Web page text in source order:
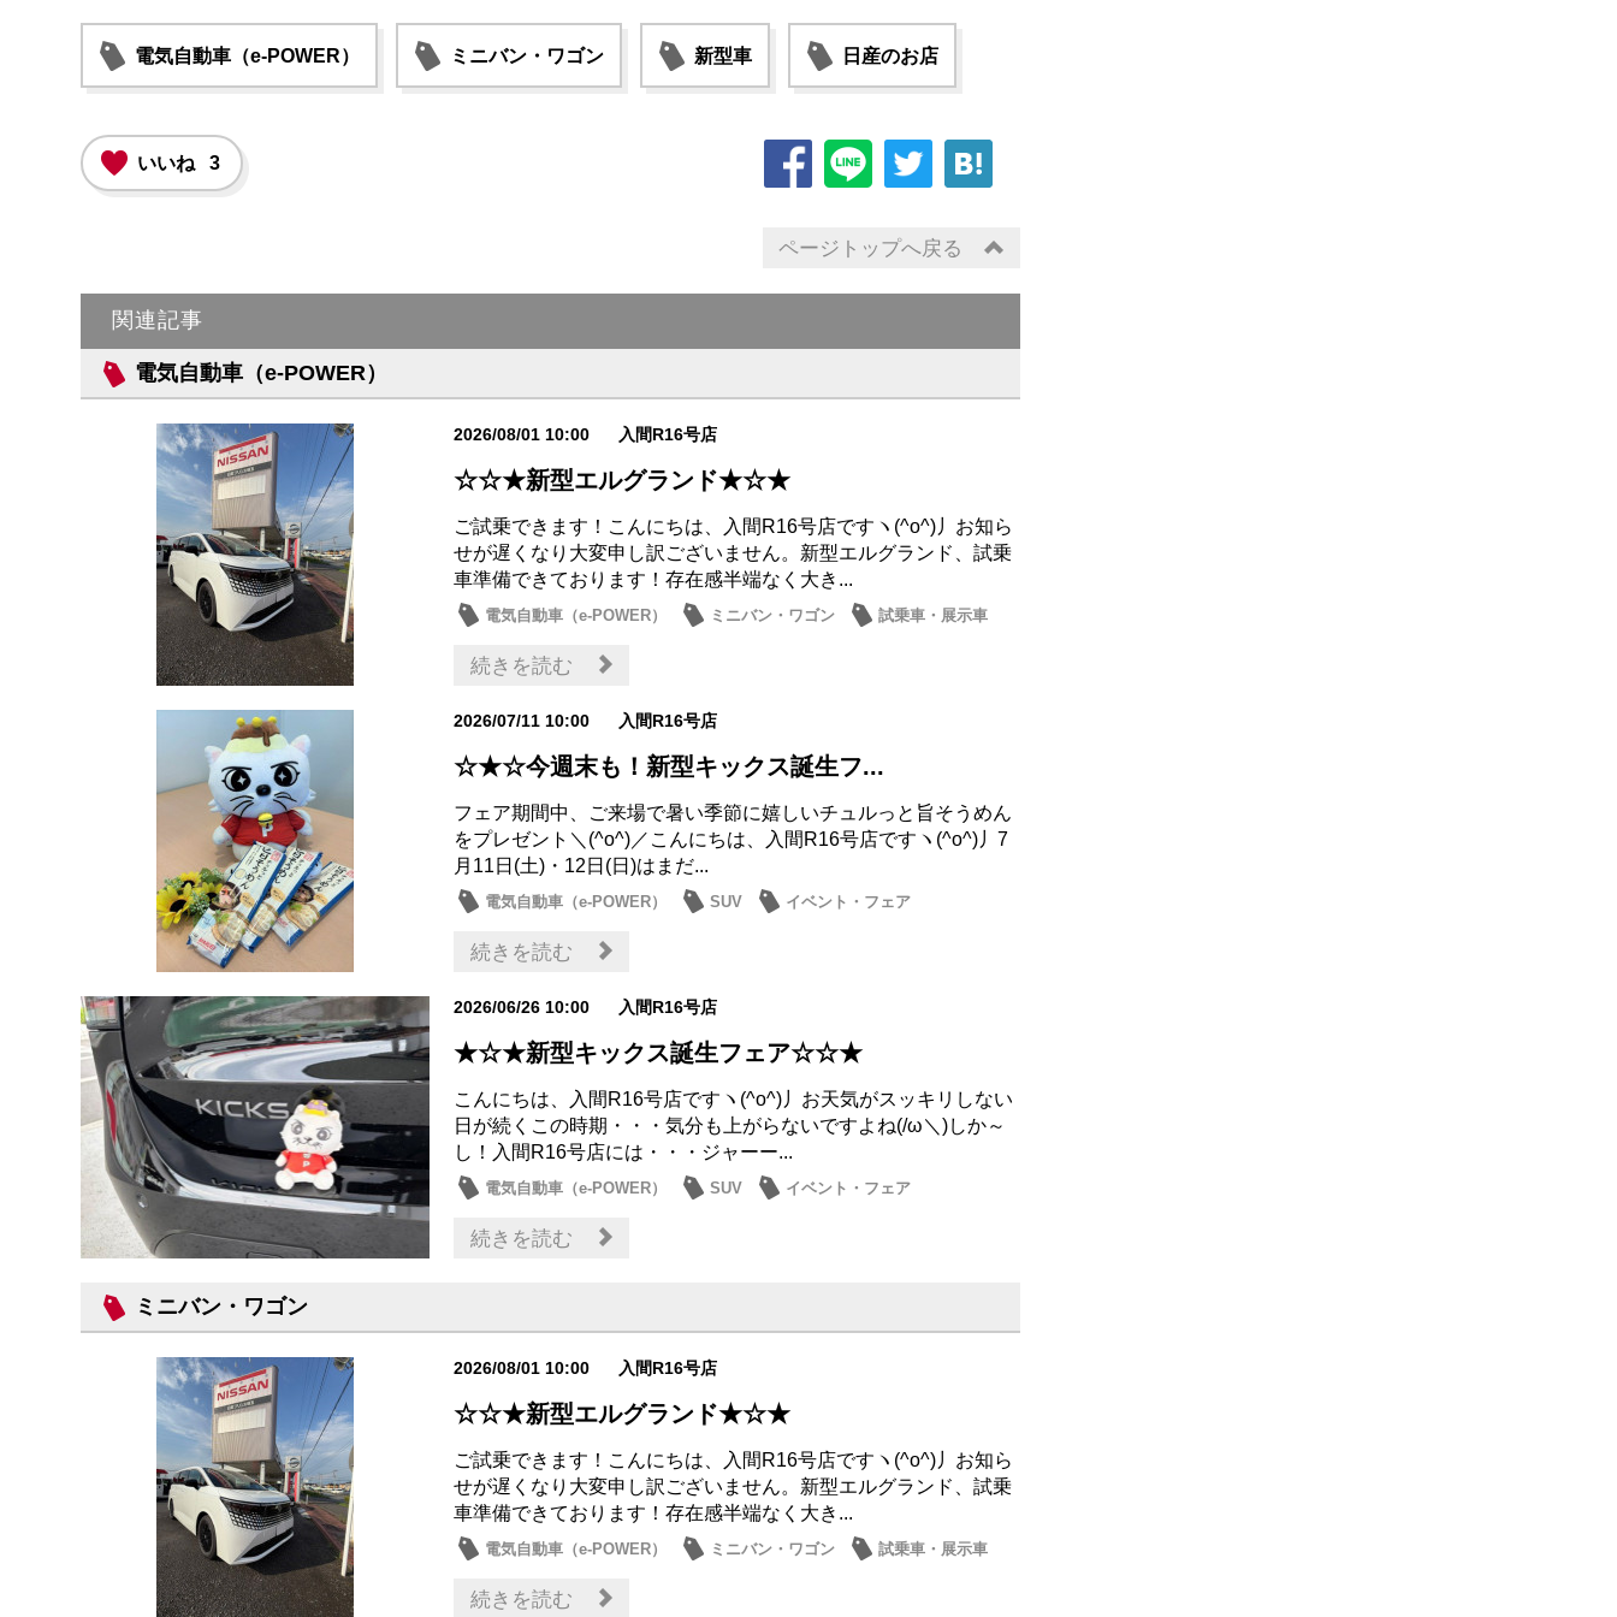
電気自動車（e-POWER） ミニバン・ワゴン 新型車 日産のお店
いいね 3
ページトップへ戻る
関連記事
電気自動車（e-POWER）
2026/08/01 10:00 入間R16号店
☆☆★新型エルグランド★☆★
ご試乗できます！こんにちは、入間R16号店ですヽ(^o^)丿お知ら
せが遅くなり大変申し訳ございません。新型エルグランド、試乗
車準備できております！存在感半端なく大き...
電気自動車（e-POWER） ミニバン・ワゴン
試乗車・展示車
日産のお店
続きを読む
2026/07/11 10:00 入間R16号店
☆★☆今週末も！新型キックス誕生フ...
フェア期間中、ご来場で暑い季節に嬉しいチュルっと旨そうめん
をプレゼント＼(^o^)／こんにちは、入間R16号店ですヽ(^o^)丿7
月11日(土)・12日(日)はまだ...
電気自動車（e-POWER） SUV
イベント・フェア
試乗車・展示車
続きを読む
2026/06/26 10:00 入間R16号店
★☆★新型キックス誕生フェア☆☆★
こんにちは、入間R16号店ですヽ(^o^)丿お天気がスッキリしない
日が続くこの時期・・・気分も上がらないですよね(/ω＼)しか～
し！入間R16号店には・・・ジャーー...
電気自動車（e-POWER） SUV
イベント・フェア
試乗車・展示車
続きを読む
ミニバン・ワゴン
2026/08/01 10:00 入間R16号店
☆☆★新型エルグランド★☆★
ご試乗できます！こんにちは、入間R16号店ですヽ(^o^)丿お知ら
せが遅くなり大変申し訳ございません。新型エルグランド、試乗
車準備できております！存在感半端なく大き...
電気自動車（e-POWER） ミニバン・ワゴン
試乗車・展示車
日産のお店
続きを読む